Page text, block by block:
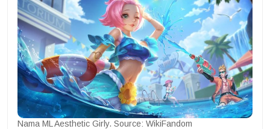
Nama ML Aesthetic Girly. Source: WikiFandom